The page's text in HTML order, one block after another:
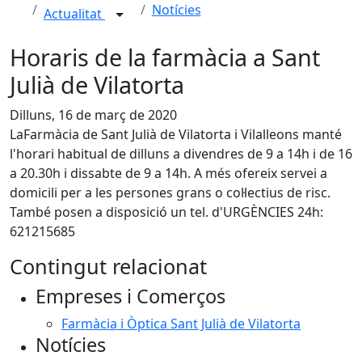
Actualitat Notícies
Horaris de la farmàcia a Sant
Julià de Vilatorta
Dilluns, 16 de març de 2020
LaFarmàcia de Sant Julià de Vilatorta i Vilalleons manté
l'horari habitual de dilluns a divendres de 9 a 14h i de 16
a 20.30h i dissabte de 9 a 14h. A més ofereix servei a
domicili per a les persones grans o col·lectius de risc.
També posen a disposició un tel. d'URGÈNCIES 24h:
621215685
Contingut relacionat
Empreses i Comerços
Farmàcia i Òptica Sant Julià de Vilatorta
Notícies